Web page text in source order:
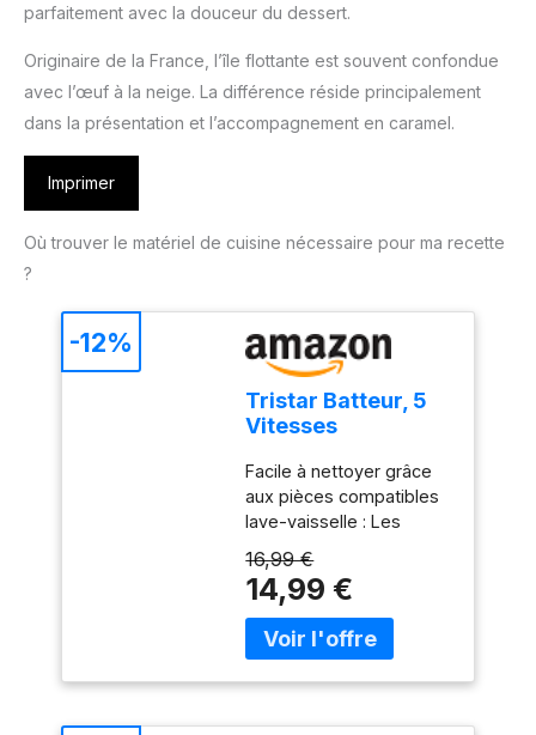
parfaitement avec la douceur du dessert.
Originaire de la France, l’île flottante est souvent confondue
avec l’œuf à la neige. La différence réside principalement
dans la présentation et l’accompagnement en caramel.
Imprimer
Où trouver le matériel de cuisine nécessaire pour ma recette
?
Tristar Batteur, 5
Vitesses
Design
Ergonomique,
Fouets et Crochets
Inox, Pièces
Compatibles Lave-
Vaisselle, Sans
BPA, Compact et
Pratique, Avec
Bouton Éjecteur,
Facile à nettoyer grâce
aux pièces compatibles
lave-vaisselle : Les
inoxydable, comme les
crochets et fouets, sont
détachables et lavables
au lave-vaisselle pour un
une grande polyvalence :
16,99 €
14,99 €
-12%